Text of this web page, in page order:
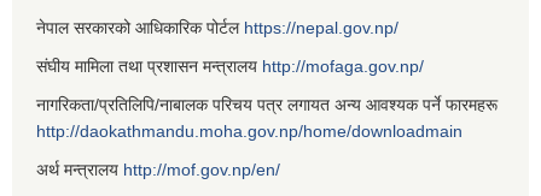
नेपाल सरकारको आधिकारिक पोर्टल https://nepal.gov.np/
संघीय मामिला तथा प्रशासन मन्त्रालय http://mofaga.gov.np/
नागरिकता/प्रतिलिपि/नाबालक परिचय पत्र लगायत अन्य आवश्यक पर्ने फारमहरू
http://daokathmandu.moha.gov.np/home/downloadmain
अर्थ मन्त्रालय http://mof.gov.np/en/